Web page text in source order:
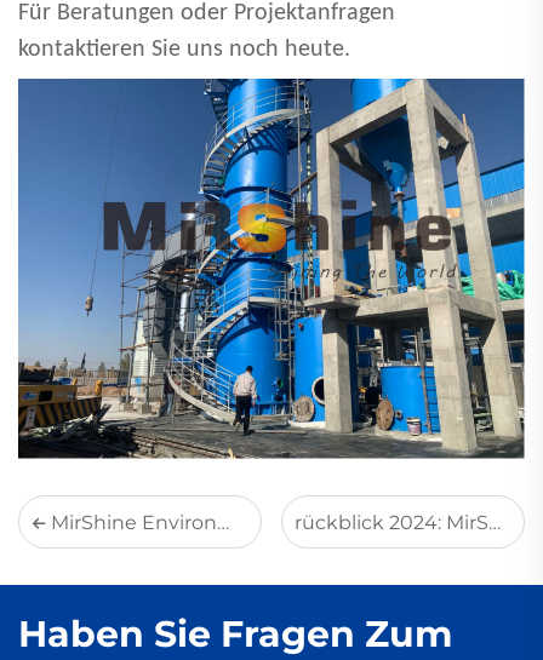
Für Beratungen oder Projektanfragen
kontaktieren Sie uns noch heute.
MirShine Environmental hat erfolgreich am 10. Tripartiten Runden Tisch zum Umweltgeschäft (TREB) in Yantai, China, teilgenommen rückblick 2024: MirShine nahm an der METAFO in Teheran teil und expandierte unsere Präsenz im Nahen Osten
Haben Sie Fragen Zum